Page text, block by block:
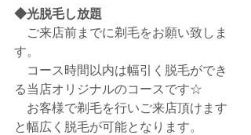
◆光脱毛し放題
ご来店前までに剃毛をお願い致しま
す。
コース時間以内は幅引く脱毛ができ
る当店オリジナルのコースです☆
お客様で剃毛を行いご来店頂けます
と幅広く脱毛が可能となります。